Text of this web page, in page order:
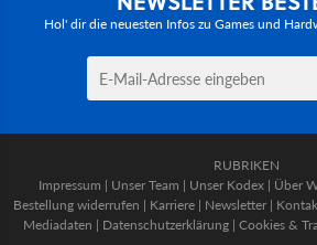
Hol' dir die neuesten Infos zu Games und
RUBRIKEN
Impressum | Unser Team | Unser Kodex | Über
Bestellung widerrufen | Karriere | Newsletter |
Mediadaten | Datenschutzerklärung | Cookies &